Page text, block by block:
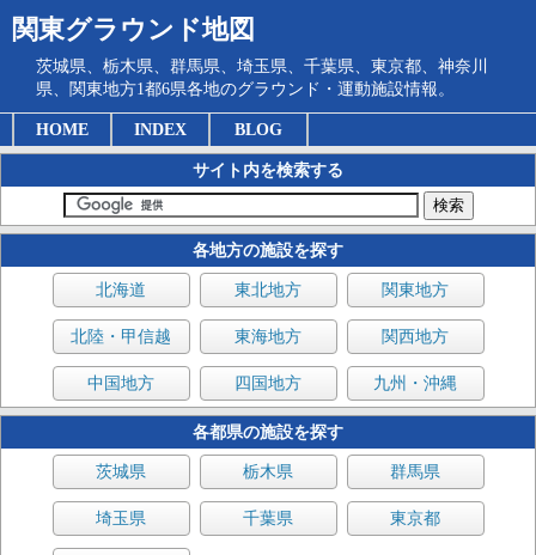
関東グラウンド地図
茨城県、栃木県、群馬県、埼玉県、千葉県、東京都、神奈川
県、関東地方1都6県各地のグラウンド・運動施設情報。
HOME INDEX BLOG
サイト内を検索する
各地方の施設を探す
北海道 東北地方 関東地方
北陸・甲信越 東海地方 関西地方
中国地方 四国地方 九州・沖縄
各都県の施設を探す
茨城県 栃木県 群馬県
埼玉県 千葉県 東京都